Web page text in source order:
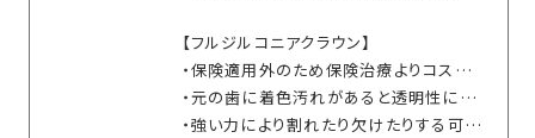
【フルジルコニアクラウン】
・保険適用外のため保険治療よりコストがかかります
・元の歯に着色汚れがあると透明性により黄ばんで見える場合があります
・強い力により割れたり欠けたりする可能性があります